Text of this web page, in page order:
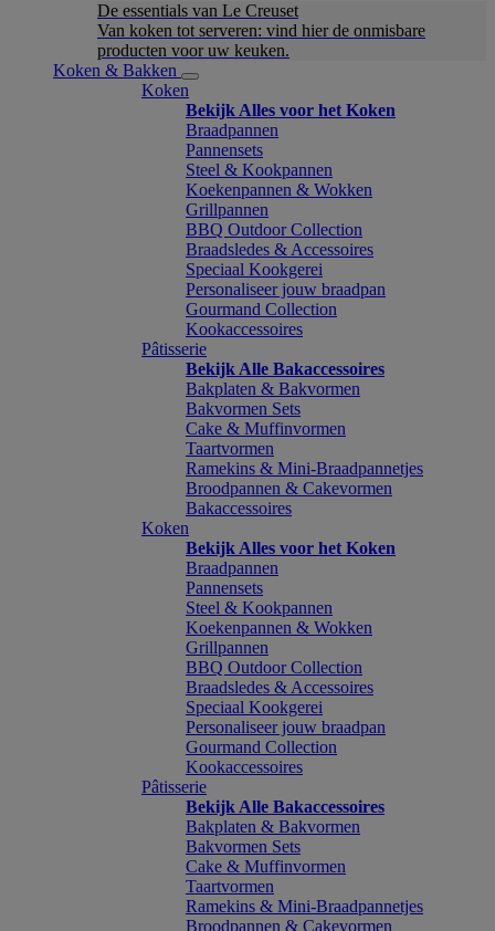
De essentials van Le Creuset
Van koken tot serveren: vind hier de onmisbare
producten voor uw keuken.
Koken & Bakken
Koken
Bekijk Alles voor het Koken
Braadpannen
Pannensets
Steel & Kookpannen
Koekenpannen & Wokken
Grillpannen
BBQ Outdoor Collection
Braadsledes & Accessoires
Speciaal Kookgerei
Personaliseer jouw braadpan
Gourmand Collection
Kookaccessoires
Pâtisserie
Bekijk Alle Bakaccessoires
Bakplaten & Bakvormen
Bakvormen Sets
Cake & Muffinvormen
Taartvormen
Ramekins & Mini-Braadpannetjes
Broodpannen & Cakevormen
Bakaccessoires
Koken
Bekijk Alles voor het Koken
Braadpannen
Pannensets
Steel & Kookpannen
Koekenpannen & Wokken
Grillpannen
BBQ Outdoor Collection
Braadsledes & Accessoires
Speciaal Kookgerei
Personaliseer jouw braadpan
Gourmand Collection
Kookaccessoires
Pâtisserie
Bekijk Alle Bakaccessoires
Bakplaten & Bakvormen
Bakvormen Sets
Cake & Muffinvormen
Taartvormen
Ramekins & Mini-Braadpannetjes
Broodpannen & Cakevormen